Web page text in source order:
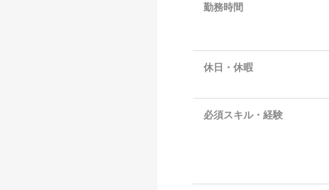
勤務時間
休日・休暇
必須スキル・経験